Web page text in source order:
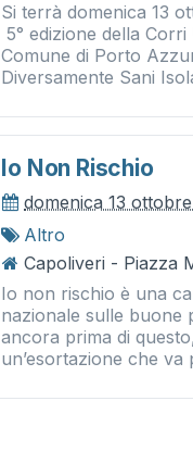
Si terrà domenica 13
5° edizione della
Comune di Porto
Diversamente Sani
Io Non Rischio
domenica 13
Altro
Capoliveri - Piazza
Io non rischio è una
nazionale sulle buone
ancora prima di
un’esortazione che va